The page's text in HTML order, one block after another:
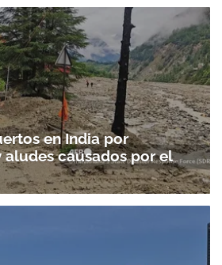
en India por
aludes causados por el